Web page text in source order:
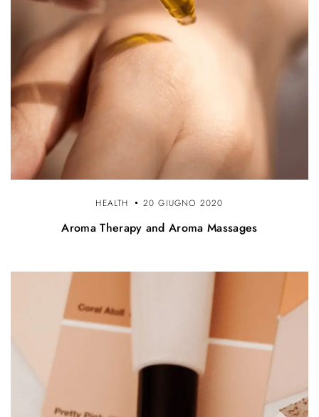
HEALTH 20 GIUGNO 2020
Aroma Therapy and Aroma Massages